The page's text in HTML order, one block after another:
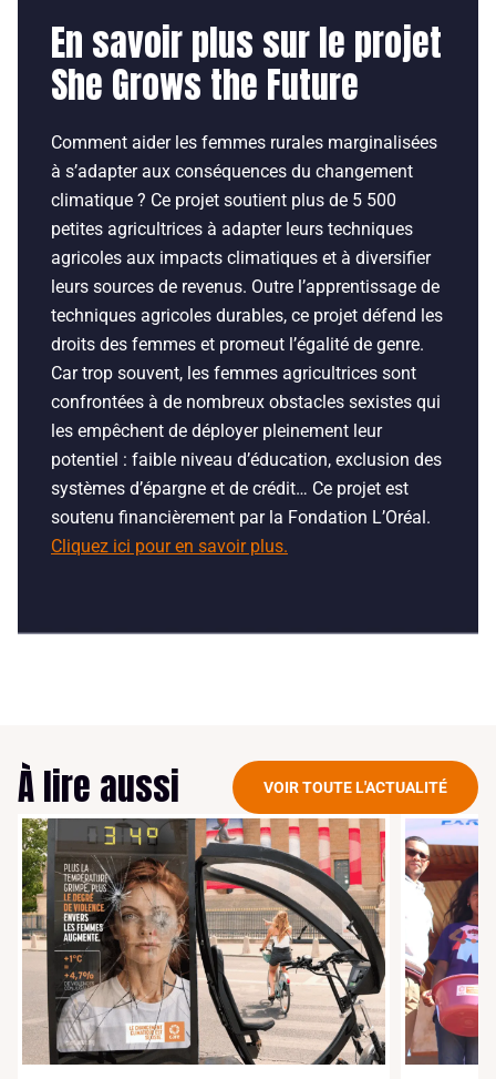
En savoir plus sur le projet
She Grows the Future
Comment aider les femmes rurales marginalisées
à s’adapter aux conséquences du changement
climatique ? Ce projet soutient plus de 5 500
petites agricultrices à adapter leurs techniques
agricoles aux impacts climatiques et à diversifier
leurs sources de revenus. Outre l’apprentissage de
techniques agricoles durables, ce projet défend les
droits des femmes et promeut l’égalité de genre.
Car trop souvent, les femmes agricultrices sont
confrontées à de nombreux obstacles sexistes qui
les empêchent de déployer pleinement leur
potentiel : faible niveau d’éducation, exclusion des
systèmes d’épargne et de crédit… Ce projet est
soutenu financièrement par la Fondation L’Oréal.
Cliquez ici pour en savoir plus.
À lire aussi VOIR TOUTE L'ACTUALITÉ